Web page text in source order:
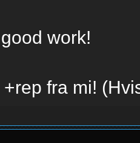
work!
fra mi!